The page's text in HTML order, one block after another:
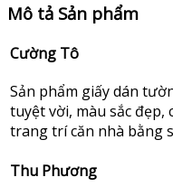
Mô tả Sản phẩm
Cường Tô
Sản phẩm giấy dán
tuyệt vời, màu sắc
trang trí căn nhà bằng
Thu Phương